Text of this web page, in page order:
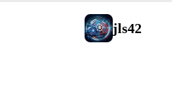
jls42